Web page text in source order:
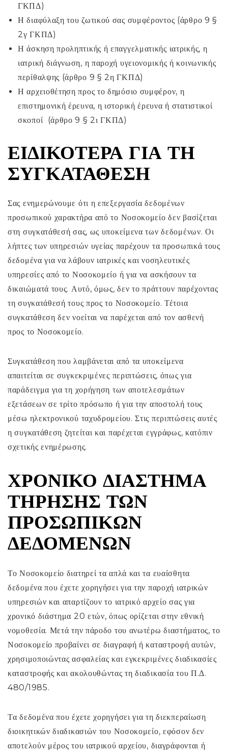
ΓΚΠΔ)
Η διαφύλαξη του ζωτικού σας συμφέροντος (άρθρο 9 §
2γ ΓΚΠΔ)
Η άσκηση προληπτικής ή επαγγελματικής ιατρικής, η
ιατρική διάγνωση, η παροχή υγειονομικής ή κοινωνικής
περίθαλψης (άρθρο 9 § 2η ΓΚΠΔ)
Η αρχειοθέτηση προς το δημόσιο συμφέρον, η
επιστημονική έρευνα, η ιστορική έρευνα ή στατιστικοί
σκοποί (άρθρο 9 § 2ι ΓΚΠΔ)
ΕΙΔΙΚΌΤΕΡΑ ΓΙΑ ΤΗ
ΣΥΓΚΑΤΆΘΕΣΗ
Σας ενημερώνουμε ότι η επεξεργασία δεδομένων
προσωπικού χαρακτήρα από το Νοσοκομείο δεν βασίζεται
στη συγκατάθεσή σας, ως υποκείμενα των δεδομένων. Οι
λήπτες των υπηρεσιών υγείας παρέχουν τα προσωπικά τους
δεδομένα για να λάβουν ιατρικές και νοσηλευτικές
υπηρεσίες από το Νοσοκομείο ή για να ασκήσουν τα
δικαιώματά τους. Αυτό, όμως, δεν το πράττουν παρέχοντας
τη συγκατάθεσή τους προς το Νοσοκομείο. Τέτοια
συγκατάθεση δεν νοείται να παρέχεται από τον ασθενή
προς το Νοσοκομείο.
Συγκατάθεση που λαμβάνεται από τα υποκείμενα
απαιτείται σε συγκεκριμένες περιπτώσεις, όπως για
παράδειγμα για τη χορήγηση των αποτελεσμάτων
εξετάσεων σε τρίτο πρόσωπο ή για την αποστολή τους
μέσω ηλεκτρονικού ταχυδρομείου. Στις περιπτώσεις αυτές
η συγκατάθεση ζητείται και παρέχεται εγγράφως, κατόπιν
σχετικής ενημέρωσης.
ΧΡΟΝΙΚΌ ΔΙΆΣΤΗΜΑ
ΤΉΡΗΣΗΣ ΤΩΝ
ΠΡΟΣΩΠΙΚΏΝ
ΔΕΔΟΜΈΝΩΝ
Το Νοσοκομείο διατηρεί τα απλά και τα ευαίσθητα
δεδομένα που έχετε χορηγήσει για την παροχή ιατρικών
υπηρεσιών και απαρτίζουν το ιατρικό αρχείο σας για
χρονικό διάστημα 20 ετών, όπως ορίζεται στην εθνική
νομοθεσία. Μετά την πάροδο του ανωτέρω διαστήματος, το
Νοσοκομείο προβαίνει σε διαγραφή ή καταστροφή αυτών,
χρησιμοποιώντας ασφαλείας και εγκεκριμένες διαδικασίες
καταστροφής και ακολουθώντας τη διαδικασία του Π.Δ.
480/1985.
Τα δεδομένα που έχετε χορηγήσει για τη διεκπεραίωση
διοικητικών διαδικασιών του Νοσοκομείο, εφόσον δεν
αποτελούν μέρος του ιατρικού αρχείου, διαγράφονται ή